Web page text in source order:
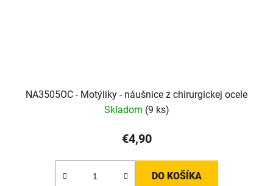
NA3505OC - Motýliky - náušnice z chirurgickej ocele
Skladom (9 ks)
€4,90
DO KOŠÍKA